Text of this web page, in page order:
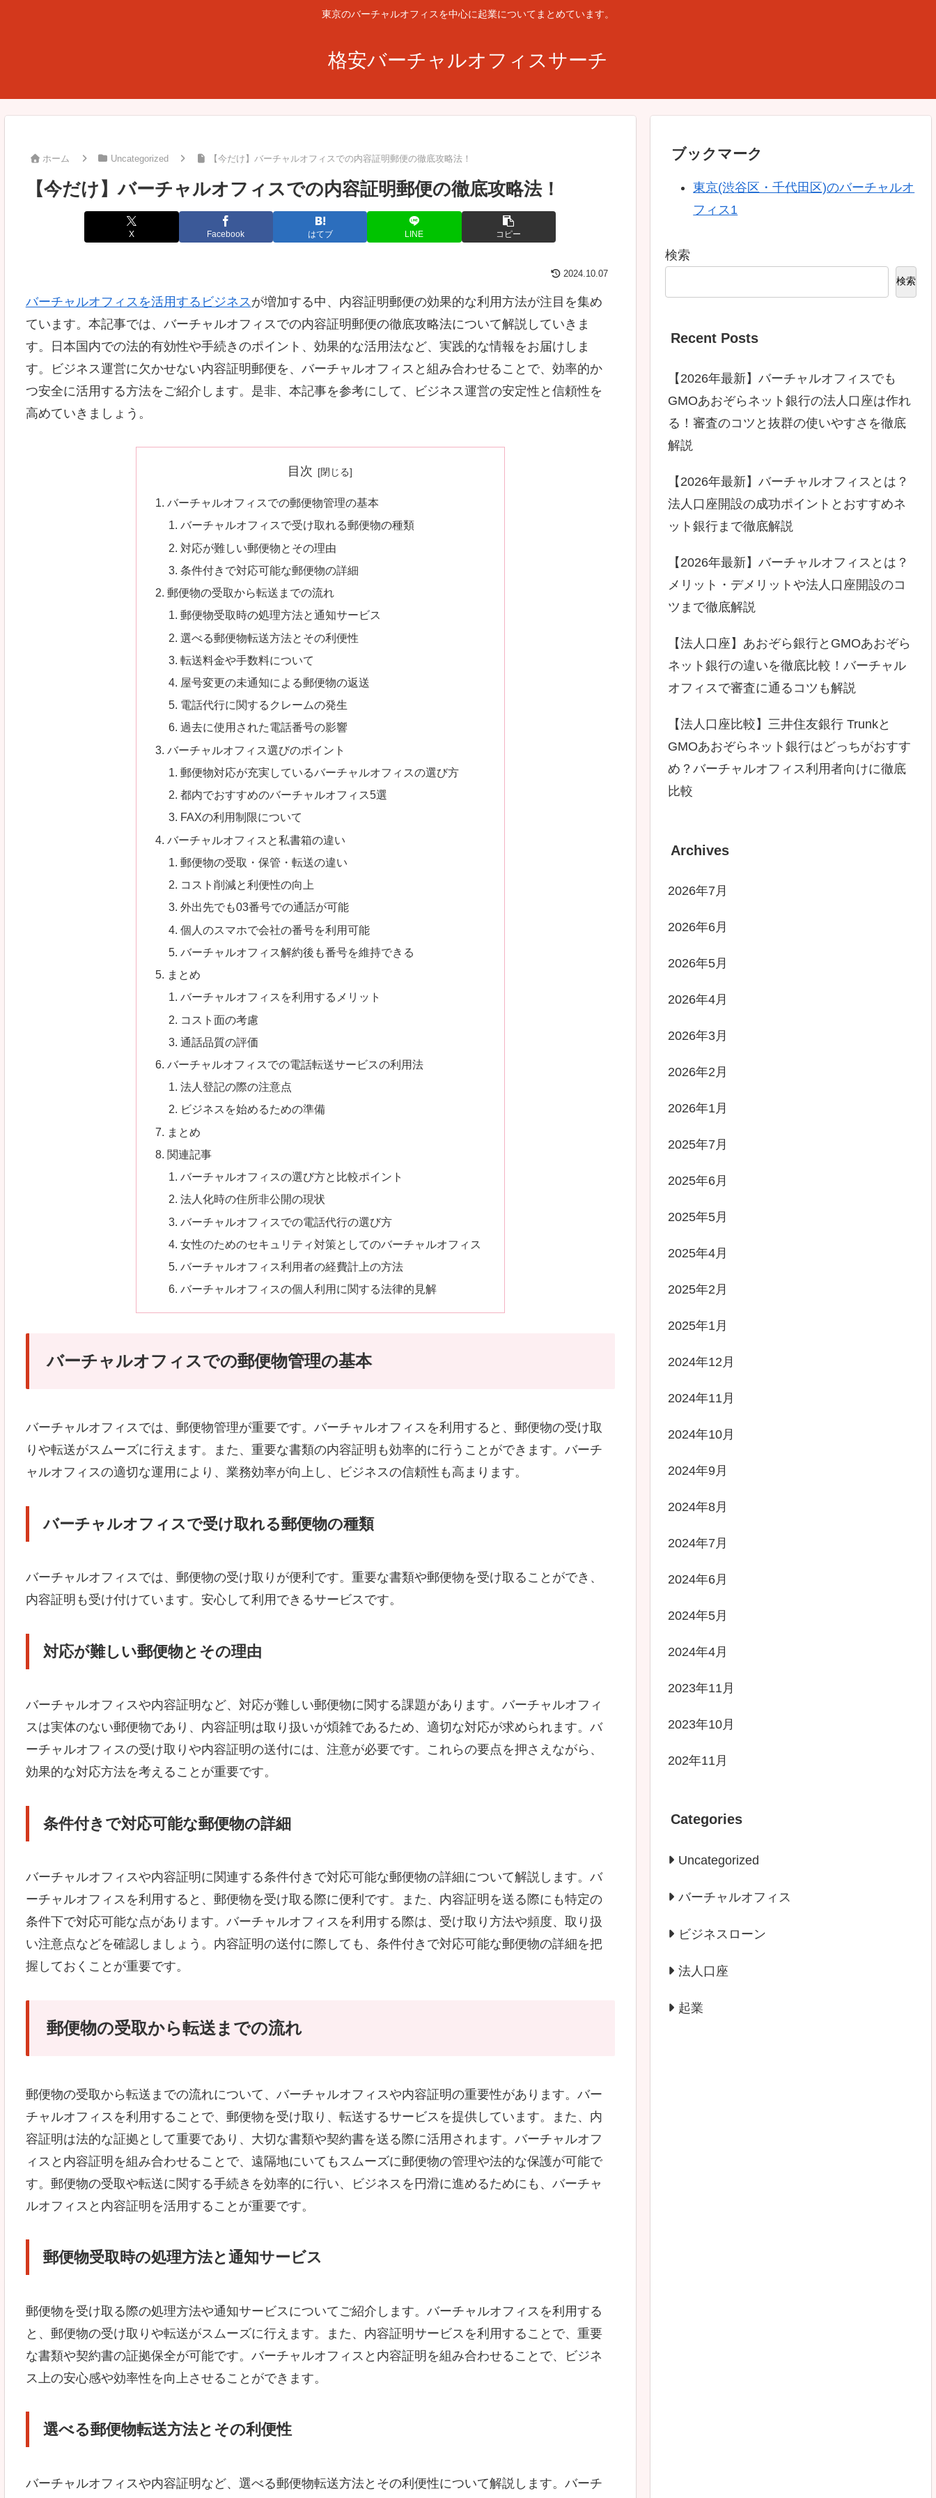
東京のバーチャルオフィスを中心に起業についてまとめています。
格安バーチャルオフィスサーチ
ホーム Uncategorized 【今だけ】バーチャルオフィスでの内容証明郵便の徹底攻略法！
【今だけ】バーチャルオフィスでの内容証明郵便の徹底攻略法！
X Facebook はてブ LINE コピー
2024.10.07
バーチャルオフィスを活用するビジネス が増加する中、内容証明郵便の効果的な利用方法が注目を集め
ています。本記事では、バーチャルオフィスでの内容証明郵便の徹底攻略法について解説していきま
す。日本国内での法的有効性や手続きのポイント、効果的な活用法など、実践的な情報をお届けしま
す。ビジネス運営に欠かせない内容証明郵便を、バーチャルオフィスと組み合わせることで、効率的か
つ安全に活用する方法をご紹介します。是非、本記事を参考にして、ビジネス運営の安定性と信頼性を
高めていきましょう。
目次
バーチャルオフィスでの郵便物管理の基本
バーチャルオフィスで受け取れる郵便物の種類
対応が難しい郵便物とその理由
条件付きで対応可能な郵便物の詳細
郵便物の受取から転送までの流れ
郵便物受取時の処理方法と通知サービス
選べる郵便物転送方法とその利便性
転送料金や手数料について
屋号変更の未通知による郵便物の返送
電話代行に関するクレームの発生
過去に使用された電話番号の影響
バーチャルオフィス選びのポイント
郵便物対応が充実しているバーチャルオフィスの選び方
都内でおすすめのバーチャルオフィス5選
FAXの利用制限について
バーチャルオフィスと私書箱の違い
郵便物の受取・保管・転送の違い
コスト削減と利便性の向上
外出先でも03番号での通話が可能
個人のスマホで会社の番号を利用可能
バーチャルオフィス解約後も番号を維持できる
まとめ
バーチャルオフィスを利用するメリット
コスト面の考慮
通話品質の評価
バーチャルオフィスでの電話転送サービスの利用法
法人登記の際の注意点
ビジネスを始めるための準備
まとめ
関連記事
バーチャルオフィスの選び方と比較ポイント
法人化時の住所非公開の現状
バーチャルオフィスでの電話代行の選び方
女性のためのセキュリティ対策としてのバーチャルオフィス
バーチャルオフィス利用者の経費計上の方法
バーチャルオフィスの個人利用に関する法律的見解
バーチャルオフィスでの郵便物管理の基本
バーチャルオフィスでは、郵便物管理が重要です。バーチャルオフィスを利用すると、郵便物の受け取
りや転送がスムーズに行えます。また、重要な書類の内容証明も効率的に行うことができます。バーチ
ャルオフィスの適切な運用により、業務効率が向上し、ビジネスの信頼性も高まります。
バーチャルオフィスで受け取れる郵便物の種類
バーチャルオフィスでは、郵便物の受け取りが便利です。重要な書類や郵便物を受け取ることができ、
内容証明も受け付けています。安心して利用できるサービスです。
対応が難しい郵便物とその理由
バーチャルオフィスや内容証明など、対応が難しい郵便物に関する課題があります。バーチャルオフィ
スは実体のない郵便物であり、内容証明は取り扱いが煩雑であるため、適切な対応が求められます。バ
ーチャルオフィスの受け取りや内容証明の送付には、注意が必要です。これらの要点を押さえながら、
効果的な対応方法を考えることが重要です。
条件付きで対応可能な郵便物の詳細
バーチャルオフィスや内容証明に関連する条件付きで対応可能な郵便物の詳細について解説します。バ
ーチャルオフィスを利用すると、郵便物を受け取る際に便利です。また、内容証明を送る際にも特定の
条件下で対応可能な点があります。バーチャルオフィスを利用する際は、受け取り方法や頻度、取り扱
い注意点などを確認しましょう。内容証明の送付に際しても、条件付きで対応可能な郵便物の詳細を把
握しておくことが重要です。
郵便物の受取から転送までの流れ
郵便物の受取から転送までの流れについて、バーチャルオフィスや内容証明の重要性があります。バー
チャルオフィスを利用することで、郵便物を受け取り、転送するサービスを提供しています。また、内
容証明は法的な証拠として重要であり、大切な書類や契約書を送る際に活用されます。バーチャルオフ
ィスと内容証明を組み合わせることで、遠隔地にいてもスムーズに郵便物の管理や法的な保護が可能で
す。郵便物の受取や転送に関する手続きを効率的に行い、ビジネスを円滑に進めるためにも、バーチャ
ルオフィスと内容証明を活用することが重要です。
郵便物受取時の処理方法と通知サービス
郵便物を受け取る際の処理方法や通知サービスについてご紹介します。バーチャルオフィスを利用する
と、郵便物の受け取りや転送がスムーズに行えます。また、内容証明サービスを利用することで、重要
な書類や契約書の証拠保全が可能です。バーチャルオフィスと内容証明を組み合わせることで、ビジネ
ス上の安心感や効率性を向上させることができます。
選べる郵便物転送方法とその利便性
バーチャルオフィスや内容証明など、選べる郵便物転送方法とその利便性について解説します。バーチ
ブックマーク
東京(渋谷区・千代田区)のバーチャルオ
フィス1
検索
検索
Recent Posts
【2026年最新】バーチャルオフィスでも
GMOあおぞらネット銀行の法人口座は作れ
る！審査のコツと抜群の使いやすさを徹底
解説
【2026年最新】バーチャルオフィスとは？
法人口座開設の成功ポイントとおすすめネ
ット銀行まで徹底解説
【2026年最新】バーチャルオフィスとは？
メリット・デメリットや法人口座開設のコ
ツまで徹底解説
【法人口座】あおぞら銀行とGMOあおぞら
ネット銀行の違いを徹底比較！バーチャル
オフィスで審査に通るコツも解説
【法人口座比較】三井住友銀行 Trunkと
GMOあおぞらネット銀行はどっちがおすす
め？バーチャルオフィス利用者向けに徹底
比較
Archives
2026年7月
2026年6月
2026年5月
2026年4月
2026年3月
2026年2月
2026年1月
2025年7月
2025年6月
2025年5月
2025年4月
2025年2月
2025年1月
2024年12月
2024年11月
2024年10月
2024年9月
2024年8月
2024年7月
2024年6月
2024年5月
2024年4月
2023年11月
2023年10月
202年11月
Categories
Uncategorized
バーチャルオフィス
ビジネスローン
法人口座
起業